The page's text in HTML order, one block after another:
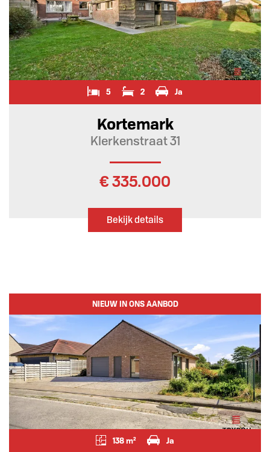
5 2 Ja
Kortemark
Klerkenstraat 31
€ 335.000
Bekijk details
NIEUW IN ONS AANBOD
138 m² Ja